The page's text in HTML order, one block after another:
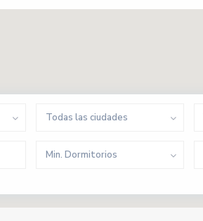
Todas las ciudades
Min. Dormitorios